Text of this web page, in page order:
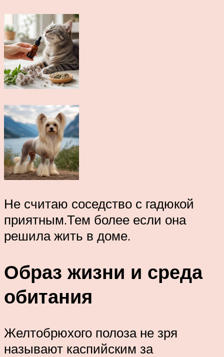
Не считаю соседство с гадюкой
приятным.Тем более если она
решила жить в доме.
Образ жизни и среда
обитания
Желтобрюхого полоза не зря
называют каспийским за